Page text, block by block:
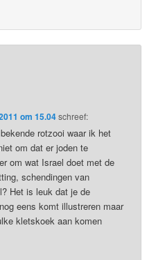
om 15.04schreef:
rotzooi waar ik het
om dat er joden te
om wat Israel doet met de
schendingen van
Het is leuk dat je de
eens komt illustreren maar
kletskoek aan komen